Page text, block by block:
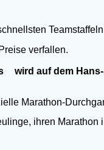
Teamstaffeln.
verfallen.
wird auf dem
Marathon-
ihren